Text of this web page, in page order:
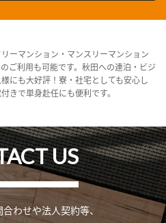
ーマンション・マンスリーマンション
ご利用も可能です。秋田への連泊・ビジ
にも大好評！寮・社宅としても安心し
きで単身赴任にも便利です。
US
わせや法人契約等、